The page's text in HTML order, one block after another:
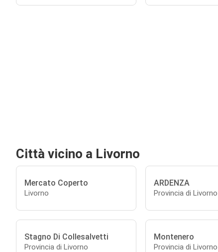
Città vicino a Livorno
Mercato Coperto
Livorno
ARDENZA
Provincia di Livorno
Stagno Di Collesalvetti
Provincia di Livorno
Montenero
Provincia di Livorno